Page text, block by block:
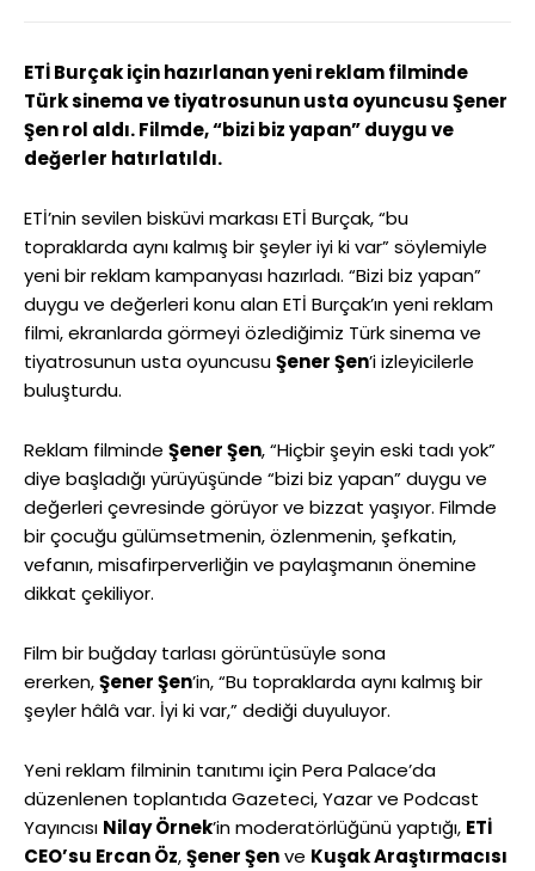
ETİ Burçak için hazırlanan yeni reklam filminde
Türk sinema ve tiyatrosunun usta oyuncusu Şener
Şen rol aldı. Filmde, “bizi biz yapan” duygu ve
değerler hatırlatıldı.
ETİ’nin sevilen bisküvi markası ETİ Burçak, “bu
topraklarda aynı kalmış bir şeyler iyi ki var” söylemiyle
yeni bir reklam kampanyası hazırladı. “Bizi biz yapan”
duygu ve değerleri konu alan ETİ Burçak’ın yeni reklam
filmi, ekranlarda görmeyi özlediğimiz Türk sinema ve
tiyatrosunun usta oyuncusuŞener Şen’i izleyicilerle
buluşturdu.
Reklam filminde Şener Şen, “Hiçbir şeyin eski tadı yok”
diye başladığı yürüyüşünde “bizi biz yapan” duygu ve
değerleri çevresinde görüyor ve bizzat yaşıyor. Filmde
bir çocuğu gülümsetmenin, özlenmenin, şefkatin,
vefanın, misafirperverliğin ve paylaşmanın önemine
dikkat çekiliyor.
Film bir buğday tarlası görüntüsüyle sona
ererken,Şener Şen’in, “Bu topraklarda aynı kalmış bir
şeyler hâlâ var. İyi ki var,” dediği duyuluyor.
Yeni reklam filminin tanıtımı için Pera Palace’da
düzenlenen toplantıda Gazeteci, Yazar ve Podcast
Yayıncısı Nilay Örnek’in moderatörlüğünü yaptığı, ETİ
CEO’su Ercan Öz,Şener Şenve Kuşak Araştırmacısı